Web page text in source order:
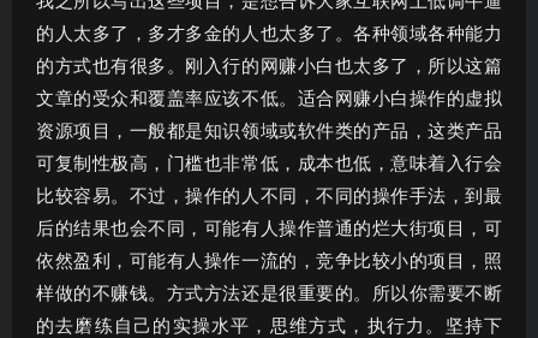
的人太多了，多才多金的人也太多了。各种领域各种能力
的方式也有很多。刚入行的网赚小白也太多了，所以这篇
文章的受众和覆盖率应该不低。适合网赚小白操作的虚拟
资源项目，一般都是知识领域或软件类的产品，这类产品
可复制性极高，门槛也非常低，成本也低，意味着入行会
比较容易。不过，操作的人不同，不同的操作手法，到最
后的结果也会不同，可能有人操作普通的烂大街项目，可
依然盈利，可能有人操作一流的，竞争比较小的项目，照
样做的不赚钱。方式方法还是很重要的。所以你需要不断
的去磨练自己的实操水平，思维方式，执行力。坚持下